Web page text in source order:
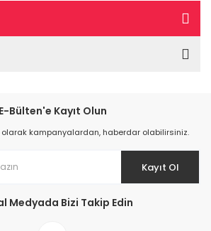
E-Bülten'e Kayıt Olun
olarak kampanyalardan, haberdar olabilirsiniz.
Kayıt Ol
Medyada Bizi Takip Edin